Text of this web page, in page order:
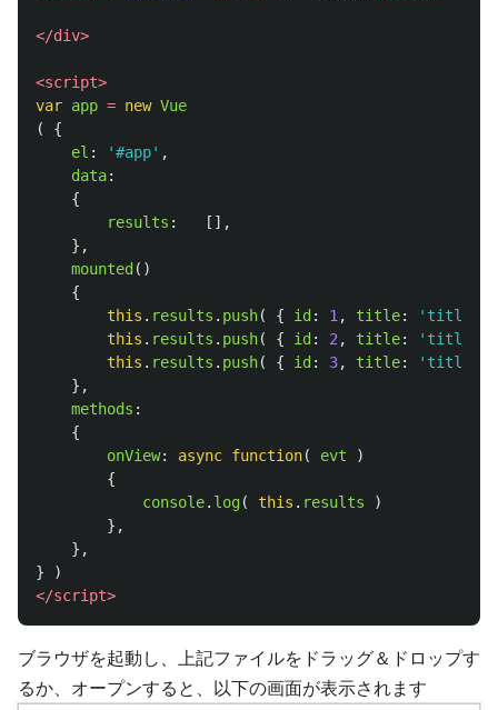
</div>
<script>
var app = new Vue
(
{
el : '#app' ,
data:
{
results :
[],
},
mounted ()
{
this . results . push( { id : 1 , title: ' title1
this . results . push( { id : 2 , title: ' title2
this . results . push( { id : 3, title: ' title3
},
methods :
{
onView: async function( evt
)
{
console. log( this . results
)
},
},
}
)
</script>
ブラウザを起動し、上記ファイルをドラッグ＆ドロップす
るか、オープンすると、以下の画面が表示されます